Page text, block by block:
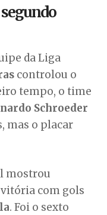
da Liga
controlou o
tempo, o time
Schroeder
mas o placar
mostrou
com gols
. Foi o sexto